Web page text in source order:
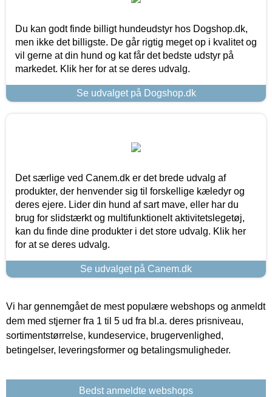
Du kan godt finde billigt hundeudstyr hos Dogshop.dk,
men ikke det billigste. De går rigtig meget op i kvalitet og
vil gerne at din hund og kat får det bedste udstyr på
markedet. Klik her for at se deres udvalg.
Se udvalget på Dogshop.dk
Det særlige ved Canem.dk er det brede udvalg af
produkter, der henvender sig til forskellige kæledyr og
deres ejere. Lider din hund af sart mave, eller har du
brug for slidstærkt og multifunktionelt aktivitetslegetøj,
kan du finde dine produkter i det store udvalg. Klik her
for at se deres udvalg.
Se udvalget på Canem.dk
Vi har gennemgået de mest populære webshops og anmeldt
dem med stjerner fra 1 til 5 ud fra bl.a. deres prisniveau,
sortimentstørrelse, kundeservice, brugervenlighed,
betingelser, leveringsformer og betalingsmuligheder.
Bedst anmeldte webshops